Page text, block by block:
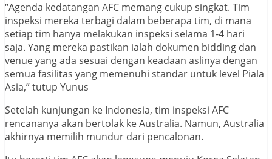
“Agenda kedatangan AFC memang cukup singkat. Tim
inspeksi mereka terbagi dalam beberapa tim, di mana
setiap tim hanya melakukan inspeksi selama 1-4 hari
saja. Yang mereka pastikan ialah dokumen bidding dan
venue yang ada sesuai dengan keadaan aslinya dengan
semua fasilitas yang memenuhi standar untuk level Piala
Asia,” tutup Yunus
Setelah kunjungan ke Indonesia, tim inspeksi AFC
rencananya akan bertolak ke Australia. Namun, Australia
akhirnya memilih mundur dari pencalonan.